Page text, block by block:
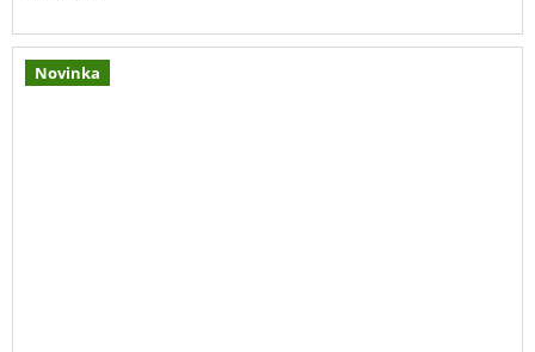
Novinka